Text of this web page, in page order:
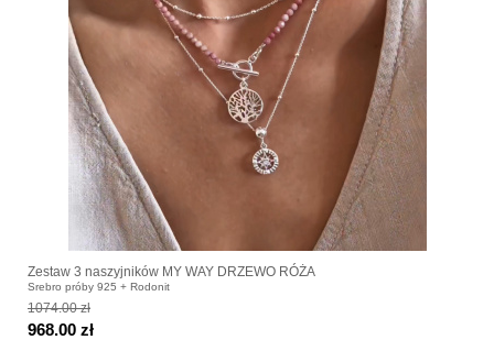
Zestaw 3 naszyjników MY WAY DRZEWO RÓŻA
Srebro próby 925 + Rodonit
1074.00 zł
968.00 zł